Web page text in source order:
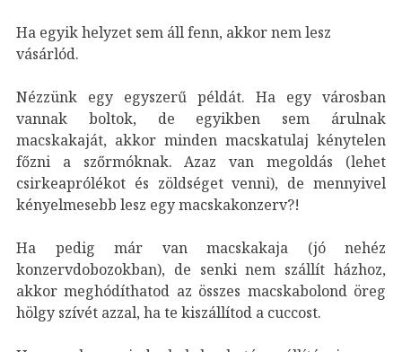
Ha egyik helyzet sem áll fenn, akkor nem lesz
vásárlód.
Nézzünk egy egyszerű példát. Ha egy városban
vannak boltok, de egyikben sem árulnak
macskakaját, akkor minden macskatulaj kénytelen
főzni a szőrmóknak. Azaz van megoldás (lehet
csirkeaprólékot és zöldséget venni), de mennyivel
kényelmesebb lesz egy macskakonzerv?!
Ha pedig már van macskakaja (jó nehéz
konzervdobozokban), de senki nem szállít házhoz,
akkor meghódíthatod az összes macskabolond öreg
hölgy szívét azzal, ha te kiszállítod a cuccost.